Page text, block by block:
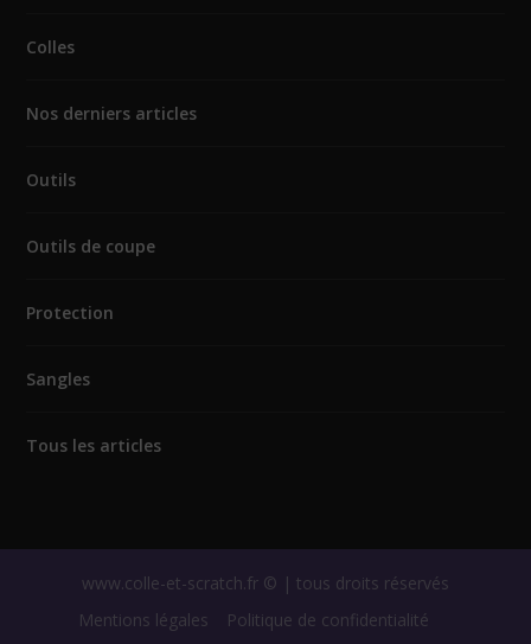
Colles
Nos derniers articles
Outils
Outils de coupe
Protection
Sangles
Tous les articles
www.colle-et-scratch.fr © | tous droits réservés
Mentions légales
Politique de confidentialité